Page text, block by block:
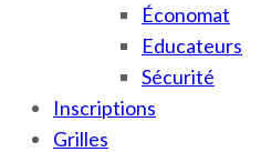
Économat
Educateurs
Sécurité
Inscriptions
Grilles